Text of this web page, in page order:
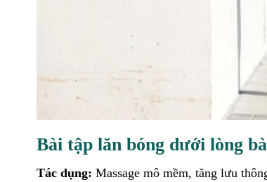
Bài tập lăn bóng dưới lòng
Tác dụng: Massage mô mềm, tăng lưu